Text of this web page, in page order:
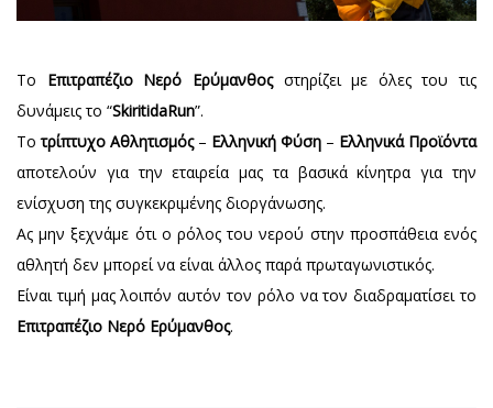
Το Επιτραπέζιο Νερό Ερύμανθοςστηρίζει με όλες του τις
δυνάμεις το “SkiritidaRun”.
Τοτρίπτυχο Αθλητισμός – Ελληνική Φύση – Ελληνικά Προϊόντα
αποτελούν για την εταιρεία μας τα βασικά κίνητρα για την
ενίσχυση της συγκεκριμένης διοργάνωσης.
Ας μην ξεχνάμε ότι ο ρόλος του νερού στην προσπάθεια ενός
αθλητή δεν μπορεί να είναι άλλος παρά πρωταγωνιστικός.
Είναι τιμή μας λοιπόν αυτόν τον ρόλο να τον διαδραματίσει το
Επιτραπέζιο Νερό Ερύμανθος.